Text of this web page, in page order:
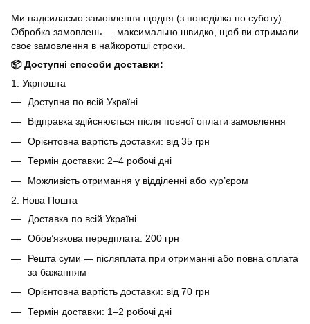
Ми надсилаємо замовлення щодня (з понеділка по суботу).
Обробка замовлень — максимально швидко, щоб ви отримали
своє замовлення в найкоротші строки.
📦 Доступні способи доставки:
1. Укрпошта
Доступна по всій Україні
Відправка здійснюється після повної оплати замовлення
Орієнтовна вартість доставки: від 35 грн
Термін доставки: 2–4 робочі дні
Можливість отримання у відділенні або кур’єром
2. Нова Пошта
Доставка по всій Україні
Обов’язкова передплата: 200 грн
Решта суми — післяплата при отриманні або повна оплата
за бажанням
Орієнтовна вартість доставки: від 70 грн
Термін доставки: 1–2 робочі дні